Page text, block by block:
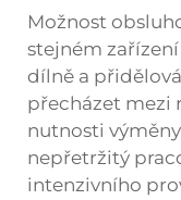
Možnost
stejném
dílně a
přecházet mezi
nutnosti
nepřetržitý
intenzivního